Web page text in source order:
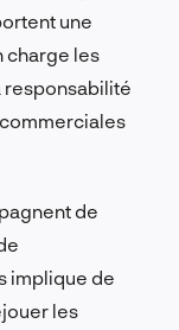
une
charge les
de
implique de
les